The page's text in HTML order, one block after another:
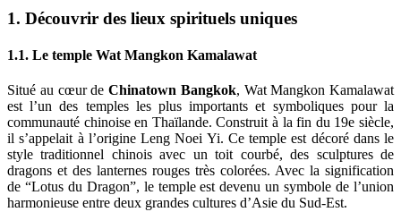
1. Découvrir des lieux spirituels uniques
1.1. Le temple Wat Mangkon Kamalawat
Situé au cœur de Chinatown Bangkok, Wat Mangkon Kamalawat
est l’un des temples les plus importants et symboliques pour la
communauté chinoise en Thaïlande. Construit à la fin du 19e siècle,
il s’appelait à l’origine Leng Noei Yi. Ce temple est décoré dans le
style traditionnel chinois avec un toit courbé, des sculptures de
dragons et des lanternes rouges très colorées. Avec la signification
de “Lotus du Dragon”, le temple est devenu un symbole de l’union
harmonieuse entre deux grandes cultures d’Asie du Sud-Est.